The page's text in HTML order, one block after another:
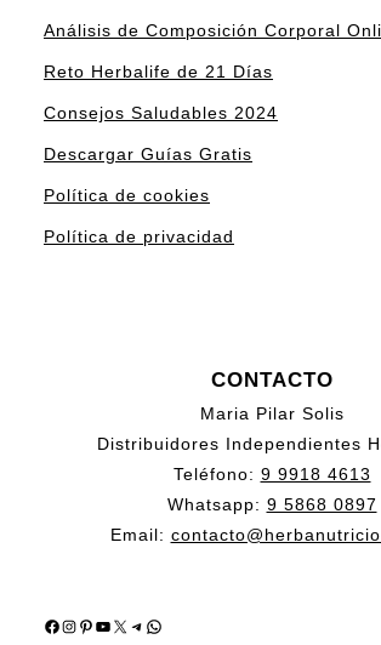
Análisis de Composición Corporal
Reto Herbalife de 21 Días
Consejos Saludables 2024
Descargar Guías Gratis
Política de cookies
Política de privacidad
CONTACTO
Maria Pilar Solis
Distribuidores Independientes
Teléfono: 9 9918 4613
Whatsapp: 9 5868 0897
Email:
Facebook
Instagram
Pinterest
YouTube
X Telegram
WhatsApp